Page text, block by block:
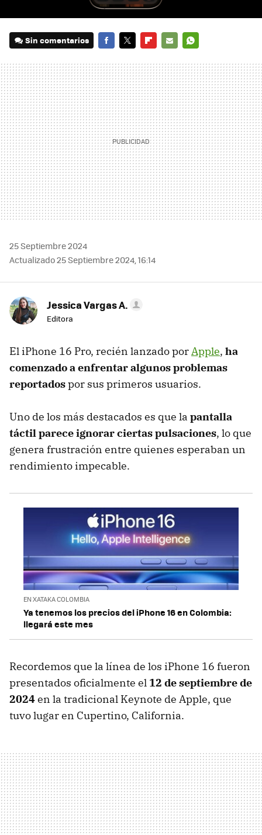
Sin comentarios
MAIL
25 Septiembre 2024
Actualizado 25 Septiembre 2024, 16:14
Jessica Vargas A.
Editora
El iPhone 16 Pro, recién lanzado porApple, ha
comenzado a enfrentar algunos problemas
reportadospor sus primeros usuarios.
Uno de los más destacados es que la pantalla
táctil parece ignorar ciertas pulsaciones, lo que
genera frustración entre quienes esperaban un
rendimiento impecable.
EN XATAKA COLOMBIA
Ya tenemos los precios del iPhone 16 en Colombia:
llegará este mes
Recordemos que la línea de los iPhone 16 fueron
presentados oficialmente el 12 de septiembre de
2024en la tradicional Keynote de Apple, que
tuvo lugar en Cupertino, California.